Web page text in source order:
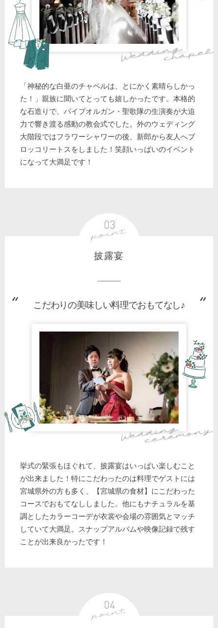
「神秘的な白亜のチャペルは、とにかく素晴らしかっ
た！」親族に聞いてとっても嬉しかったです。本格的
な石造りで、パイプオルガン・聖歌隊の生演奏が大迫
力で響き渡る感動の教会式でした。外のウェディング
大階段ではフラワーシャワーの後、新郎から友人へブ
ロッコリートスをしました！笑顔いっぱいのイベント
になって大満足です！
披露宴
こだわりの美味しい料理でおもてなし♪
挙式の緊張もほぐれて、披露宴はいっぱい楽しむこと
が出来ました！特にこだわったのは料理でゲストには
宮城県外の方も多く、【宮城県の食材】にこだわった
コースでおもてなししました。他にもナチュラルを基
調としたカラーコーデが衣裳や会場の雰囲気とマッチ
していて大満足。スナップアルバムや映像記録で残す
ことが出来良かったです！